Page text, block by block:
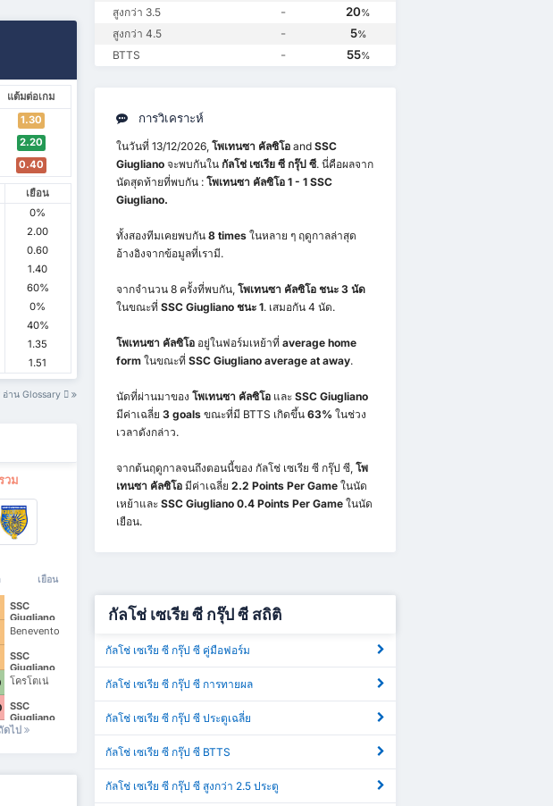
แต้มต่อเกม
1.30
2.20
0.40
เยือน
0%
2.00
0.60
1.40
60%
0%
40%
1.35
1.51
อ่าน Glossary
วม
เยือน
SSC
Giugliano
Benevento
SSC
Giugliano
โครโตเน่
SSC
Giugliano
ดไป
สูงกว่า 3.5 - 20%
สูงกว่า 4.5 - 5%
BTTS - 55%
การวิเคราะห์
ในวันที่ 13/12/2026, โพเทนซา คัลซิโอand SSC
Giuglianoจะพบกันใน กัลโช่ เซเรีย ซี กรุ๊ป ซี. นี่คือผลจาก
นัดสุดท้ายที่พบกัน : โพเทนซา คัลซิโอ 1 - 1 SSC
Giugliano.
ทั้งสองทีมเคยพบกัน 8 timesในหลาย ๆ ฤดูกาลล่าสุด
อ้างอิงจากข้อมูลที่เรามี.
จากจำนวน 8 ครั้งที่พบกัน, โพเทนซา คัลซิโอ ชนะ 3 นัด
ในขณะที่ SSC Giugliano ชนะ 1. เสมอกัน 4 นัด.
โพเทนซา คัลซิโออยู่ในฟอร์มเหย้าที่ average home
formในขณะที่ SSC Giugliano average at away.
นัดที่ผ่านมาของ โพเทนซา คัลซิโอและ SSC Giugliano
มีค่าเฉลี่ย 3 goalsขณะที่มี BTTS เกิดขึ้น 63% ในช่วง
เวลาดังกล่าว.
จากต้นฤดูกาลจนถึงตอนนี้ของ กัลโช่ เซเรีย ซี กรุ๊ป ซี, โพ
เทนซา คัลซิโอมีค่าเฉลี่ย 2.2 Points Per Gameในนัด
เหย้าและ SSC Giugliano 0.4 Points Per Gameในนัด
เยือน.
กัลโช่ เซเรีย ซี กรุ๊ป ซี สถิติ
กัลโช่ เซเรีย ซี กรุ๊ป ซี คู่มือฟอร์ม
กัลโช่ เซเรีย ซี กรุ๊ป ซี การทายผล
กัลโช่ เซเรีย ซี กรุ๊ป ซี ประตูเฉลี่ย
กัลโช่ เซเรีย ซี กรุ๊ป ซี BTTS
กัลโช่ เซเรีย ซี กรุ๊ป ซี สูงกว่า 2.5 ประตู